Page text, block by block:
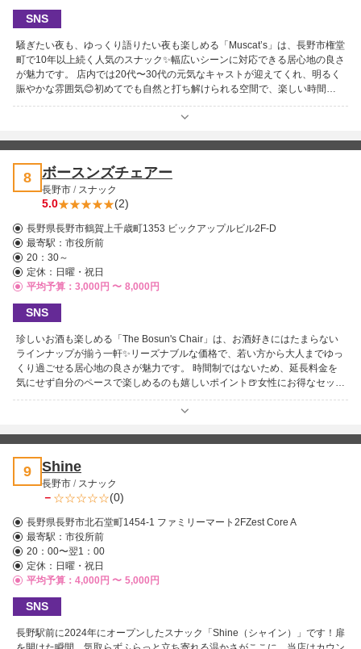
SNS
騒ぎたい夜も、ゆっくり語りたい夜も楽しめる「Muscat’s」は、長野市権堂
町で10年以上続く人気のスナック✨幅広いシーンに対応できる居心地の良さ
が魅力です。 店内では20代〜30代の元気なキャストが迎えてくれ、明るく
賑やかな雰囲気😊初めてでも自然と打ち解けられる空間で、楽しい時間を
過ごせます。 お客様とのつながりを大切にしており、ゴルフや麻雀、お花
見などのイベントも開催🎉さらに投票型のイベントなど、他ではなかなか味
たりの一軒です⭐
8 ボースンズチェアー
長野市 / スナック
5.0 (2)
長野県長野市鶴賀上千歳町1353 ビックアップルビル2F-D
最寄駅： 市役所前
20：30～
定休：日曜・祝日
平均予算：3,000円 〜 8,000円
SNS
珍しいお酒も楽しめる「The Bosun's Chair」は、お酒好きにはたまらない
ラインナップが揃う一軒✨リーズナブルな価格で、若い方から大人までゆっ
くり過ごせる居心地の良さが魅力です。 時間制ではないため、延長料金を
気にせず自分のペースで楽しめるのも嬉しいポイント🍺女性にお得なセット
も用意されており、気軽に立ち寄りやすい環境が整っています。 カラオケ
の歌い放題もあり、歌うのが好きな方にもぴったり🎤明るく楽しいスタッフ
9 Shine
長野市 / スナック
－ (0)
長野県長野市北石堂町1454-1 ファミリーマート2FZest Core A
最寄駅： 市役所前
20：00〜翌1：00
定休：日曜・祝日
平均予算：4,000円 〜 5,000円
SNS
長野駅前に2024年にオープンしたスナック「Shine（シャイン）」です！扉